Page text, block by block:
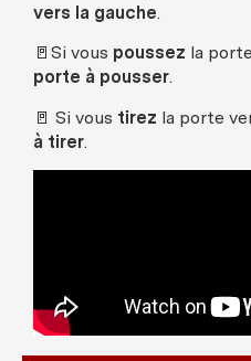
vers la gauche.
🚪Si vous poussez la
porte à pousser.
🚪 Si vous tirez la porte
à tirer.